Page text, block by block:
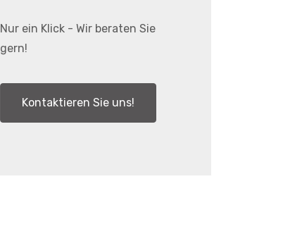
Nur ein Klick - Wir beraten Sie
gern!
Kontaktieren Sie uns!